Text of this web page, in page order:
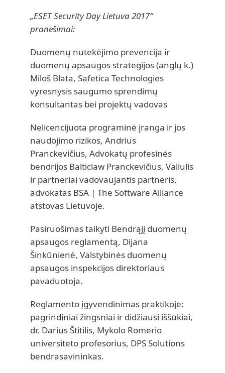
„ESET Security Day Lietuva 2017“
pranešimai:
Duomenų nutekėjimo prevencija ir
duomenų apsaugos strategijos (anglų k.)
Miloš Blata, Safetica Technologies
vyresnysis saugumo sprendimų
konsultantas bei projektų vadovas
Nelicencijuota programinė įranga ir jos
naudojimo rizikos, Andrius
Pranckevičius, Advokatų profesinės
bendrijos Balticlaw Pranckevičius, Valiulis
ir partneriai vadovaujantis partneris,
advokatas BSA | The Software Alliance
atstovas Lietuvoje.
Pasiruošimas taikyti Bendrąjį duomenų
apsaugos reglamentą, Dijana
Šinkūnienė, Valstybinės duomenų
apsaugos inspekcijos direktoriaus
pavaduotoja.
Reglamento įgyvendinimas praktikoje:
pagrindiniai žingsniai ir didžiausi iššūkiai,
dr. Darius Štitilis, Mykolo Romerio
universiteto profesorius, DPS Solutions
bendrasavininkas.